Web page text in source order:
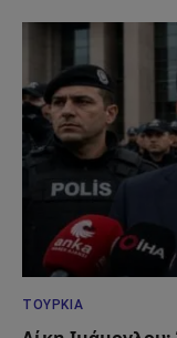
ΤΟΥΡΚΊΑ